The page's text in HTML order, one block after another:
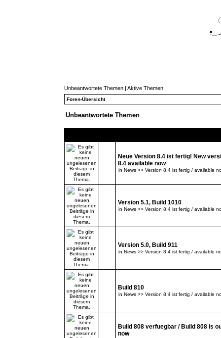
Unbeantwortete Themen | Aktive Themen
Foren-Übersicht
Unbeantwortete Themen
Neue Version 8.4 ist fertig! New
8.4 available now
in News >> Version 8.4 ist fertig / available
Version 5.1, Build 1010
in News >> Version 8.4 ist fertig / available
Version 5.0, Build 911
in News >> Version 8.4 ist fertig / available
Build 810
in News >> Version 8.4 ist fertig / available
Build 808 verfuegbar / Build 808 is
now